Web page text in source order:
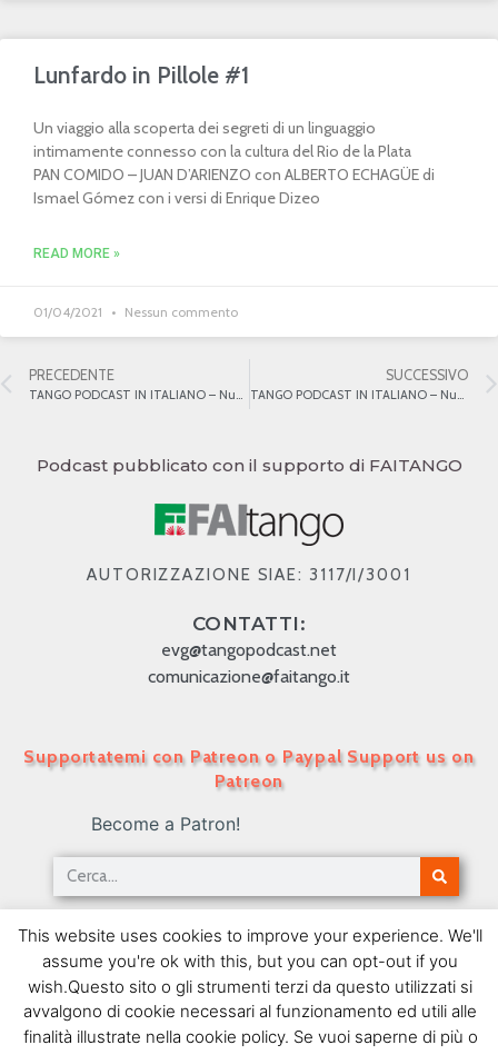
Lunfardo in Pillole #1
Un viaggio alla scoperta dei segreti di un linguaggio
intimamente connesso con la cultura del Rio de la Plata
PAN COMIDO – JUAN D’ARIENZO con ALBERTO ECHAGÜE di
Ismael Gómez con i versi di Enrique Dizeo
READ MORE »
01/04/2021 Nessun commento
PRECEDENTE SUCCESSIVO
Podcast pubblicato con il supporto di FAITANGO
AUTORIZZAZIONE SIAE: 3117/I/3001
CONTATTI:
evg@tangopodcast.net
comunicazione@faitango.it
Supportatemi con Patreon o Paypal Support us on
Patreon
Become a Patron!
TANGO PODCAST IN ITALIANO – Numero 20 –
Lucio Demare
12/04/2009
SEGUIMI SU FACEBOOK
This website uses cookies to improve your experience. We'll
assume you're ok with this, but you can opt-out if you
wish.Questo sito o gli strumenti terzi da questo utilizzati si
avvalgono di cookie necessari al funzionamento ed utili alle
finalità illustrate nella cookie policy. Se vuoi saperne di più o